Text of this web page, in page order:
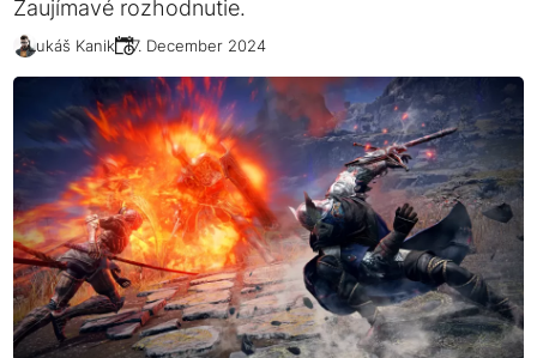
Zaujímavé rozhodnutie.
Lukáš Kanik 17. December 2024